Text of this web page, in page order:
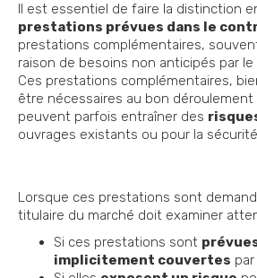
Il est essentiel de faire la distinction
prestations prévues dans le
prestations complémentaires,
raison de besoins non anticipés par le
Ces prestations complémentaires,
être nécessaires au bon déroulement
peuvent parfois entraîner des
ouvrages existants ou pour la
Lorsque ces prestations sont
titulaire du marché doit examiner
Si ces prestations sont
implicitement couvertes